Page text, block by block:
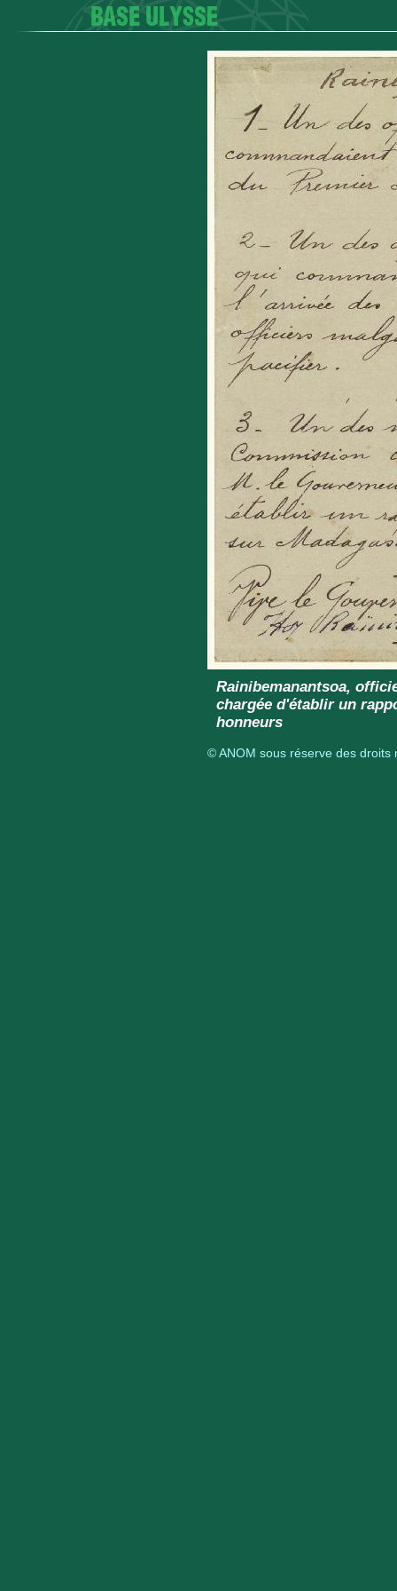
Rainibemanantsoa,
chargée d'établir un
honneurs
© ANOM sous réserve des